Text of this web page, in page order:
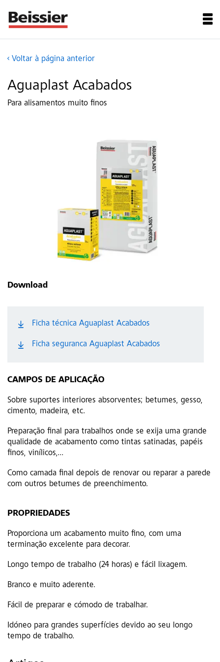
Voltar à página anterior
Aguaplast Acabados
Para alisamentos muito finos
Download
Ficha técnica Aguaplast Acabados
Ficha seguranca Aguaplast Acabados
CAMPOS DE APLICAÇÃO
Sobre suportes interiores absorventes; betumes, gesso,
cimento, madeira, etc.
Preparação final para trabalhos onde se exija uma grande
qualidade de acabamento como tintas satinadas, papéis
finos, vinílicos,...
Como camada final depois de renovar ou reparar a parede
com outros betumes de preenchimento.
PROPRIEDADES
Proporciona um acabamento muito fino, com uma
terminação excelente para decorar.
Longo tempo de trabalho (24 horas) e fácil lixagem.
Branco e muito aderente.
Fácil de preparar e cómodo de trabalhar.
Idóneo para grandes superfícies devido ao seu longo
tempo de trabalho.